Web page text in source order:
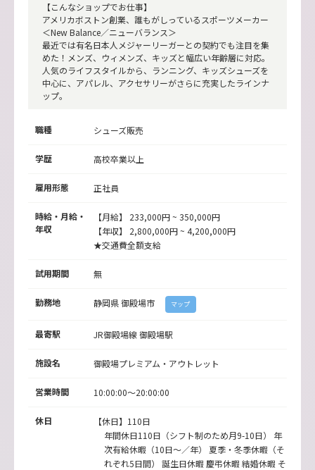
【こんなショップでお仕事】
アメリカボストン創業、誰もがしっているスポーツメーカー
＜New Balance／ニューバランス＞
最近では有名日本人メジャーリーガーとの契約でも注目を集
めた！メンズ、ウィメンズ、キッズと幅広い年齢層に対応。
人気のライフスタイルから、ランニング、キッズシューズを
中心に、アパレル、アクセサリーがさらに充実したラインナ
ップ。
職種 シューズ販売
学歴 高校卒業以上
雇用形態 正社員
時給・月給・
年収
【月給】 233,000円 ~ 350,000円
【年収】 2,800,000円 ~ 4,200,000円
★交通費全額支給
試用期間 無
勤務地 静岡県御殿場市 マップ
最寄駅 JR御殿場線 御殿場駅
施設名 御殿場プレミアム・アウトレット
営業時間 10:00:00～20:00:00
休日
【休日】110日
年間休日110日（シフト制のため月9-10日） 年
次有給休暇（10日〜／年） 夏季・冬季休暇（そ
れぞれ5日間） 誕生日休暇 慶弔休暇 結婚休暇 そ